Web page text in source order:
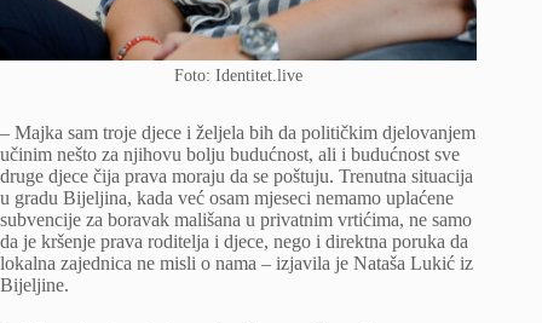
Foto: Identitet.live
– Majka sam troje djece i željela bih da političkim djelovanjem
učinim nešto za njihovu bolju budućnost, ali i budućnost sve
druge djece čija prava moraju da se poštuju. Trenutna situacija
u gradu Bijeljina, kada već osam mjeseci nemamo uplaćene
subvencije za boravak mališana u privatnim vrtićima, ne samo
da je kršenje prava roditelja i djece, nego i direktna poruka da
lokalna zajednica ne misli o nama – izjavila je Nataša Lukić iz
Bijeljine.